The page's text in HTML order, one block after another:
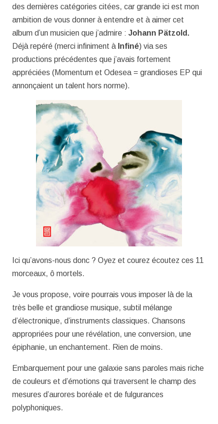
des dernières catégories citées, car grande ici est mon
ambition de vous donner à entendre et à aimer cet
album d’un musicien que j’admire : Johann Pätzold.
Déjà repéré (merci infiniment à Infiné) via ses
productions précédentes que j’avais fortement
appréciées (Momentum et Odesea = grandioses EP qui
annonçaient un talent hors norme).
Ici qu’avons-nous donc ? Oyez et courez écoutez ces 11
morceaux, ô mortels.
Je vous propose, voire pourrais vous imposer là de la
très belle et grandiose musique, subtil mélange
d’électronique, d’instruments classiques. Chansons
appropriées pour une révélation, une conversion, une
épiphanie, un enchantement. Rien de moins.
Embarquement pour une galaxie sans paroles mais riche
de couleurs et d’émotions qui traversent le champ des
mesures d’aurores boréale et de fulgurances
polyphoniques.